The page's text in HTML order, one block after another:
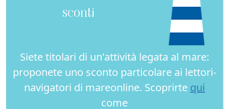
sconti
Siete titolari di un'attività legata al mare:
proponete uno sconto particolare ai lettori-
navigatori di mareonline. Scoprirte qui
come